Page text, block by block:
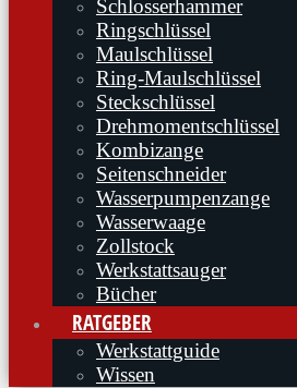
Schlosserhammer
Ringschlüssel
Maulschlüssel
Ring-Maulschlüssel
Steckschlüssel
Drehmomentschlüssel
Kombizange
Seitenschneider
Wasserpumpenzange
Wasserwaage
Zollstock
Werkstattsauger
Bücher
RATGEBER
Werkstattguide
Wissen